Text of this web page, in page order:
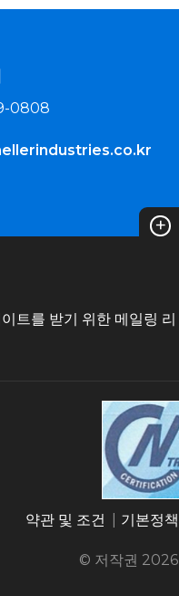
0808
+
트를 받기 위한 메일링 리
약관 및 조건 기본정책
© 저작권 2026